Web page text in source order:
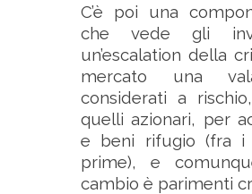
C’è poi una
che vede gli
un’escalation della
mercato una
considerati a
quelli azionari, per
e beni rifugio (fra i
prime), e
cambio è parimenti